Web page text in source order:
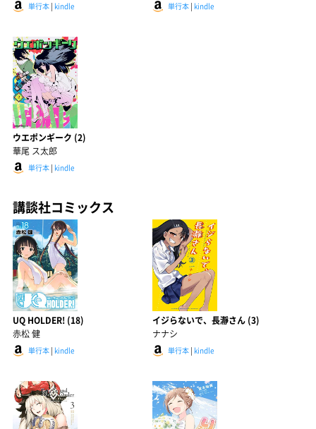
単行本 | kindle 単行本| kindle
ウエポンギーク (2)
華尾 ス太郎
単行本 | kindle
講談社コミックス
UQ HOLDER! (18)
赤松 健
単行本 | kindle
イジらないで、長瀞さん (3)
ナナシ
単行本| kindle